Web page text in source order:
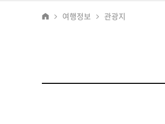
여행정보 관광지